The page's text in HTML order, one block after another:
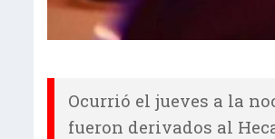
Ocurrió el jueves a la
fueron derivados al